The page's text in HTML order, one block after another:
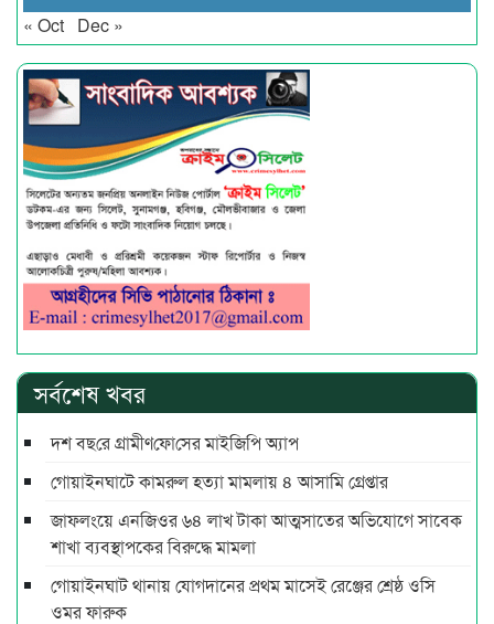
« Oct Dec »
সর্বশেষ খবর
দশ বছ‌রে গ্রামীণ‌ফো‌সের মাইজিপি অ্যাপ
গোয়াইনঘাটে কামরুল হত্যা মামলায় ৪ আসামি গ্রেপ্তার
জাফলংয়ে এনজিওর ৬৪ লাখ টাকা আত্মসাতের অভিযোগে সাবেক
শাখা ব্যবস্থাপকের বিরুদ্ধে মামলা
গোয়াইনঘাট থানায় যোগদানের প্রথম মাসেই রেঞ্জের শ্রেষ্ঠ ওসি
ওমর ফারুক